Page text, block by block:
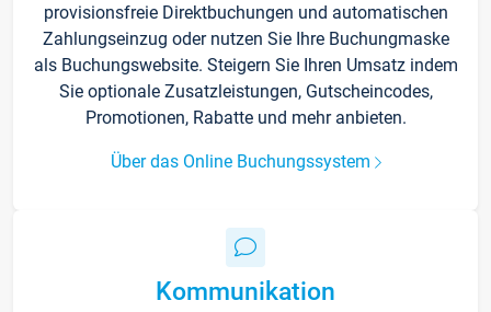
provisionsfreie Direktbuchungen und automatischen
Zahlungseinzug oder nutzen Sie Ihre Buchungmaske
als Buchungswebsite. Steigern Sie Ihren Umsatz indem
Sie optionale Zusatzleistungen, Gutscheincodes,
Promotionen, Rabatte und mehr anbieten.
Über das Online Buchungssystem
Kommunikation